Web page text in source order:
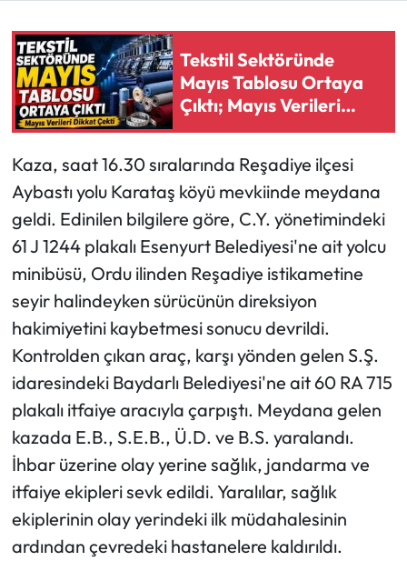
Tekstil Sektöründe
Mayıs Tablosu Ortaya
Çıktı; Mayıs Verileri
Dikkat Çekti
Kaza, saat 16.30 sıralarında Reşadiye ilçesi
Aybastı yolu Karataş köyü mevkiinde meydana
geldi. Edinilen bilgilere göre, C.Y. yönetimindeki
61 J 1244 plakalı Esenyurt Belediyesi'ne ait yolcu
minibüsü, Ordu ilinden Reşadiye istikametine
seyir halindeyken sürücünün direksiyon
hakimiyetini kaybetmesi sonucu devrildi.
Kontrolden çıkan araç, karşı yönden gelen S.Ş.
idaresindeki Baydarlı Belediyesi'ne ait 60 RA 715
plakalı itfaiye aracıyla çarpıştı. Meydana gelen
kazada E.B., S.E.B., Ü.D. ve B.S. yaralandı.
İhbar üzerine olay yerine sağlık, jandarma ve
itfaiye ekipleri sevk edildi. Yaralılar, sağlık
ekiplerinin olay yerindeki ilk müdahalesinin
ardından çevredeki hastanelere kaldırıldı.
BIK
ASTROLOJİ
Spor Yazıları
Mektup Galeri
Ekonomi
Sağlık
Turizm
Teknoloji